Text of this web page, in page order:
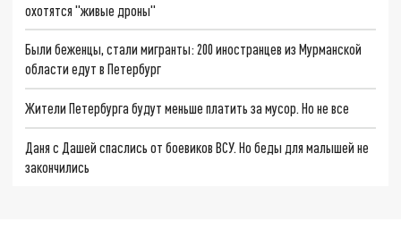
охотятся "живые дроны"
Были беженцы, стали мигранты: 200 иностранцев из Мурманской
области едут в Петербург
Жители Петербурга будут меньше платить за мусор. Но не все
Даня с Дашей спаслись от боевиков ВСУ. Но беды для малышей не
закончились